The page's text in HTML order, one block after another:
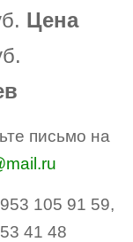
Цена
письмо на
105 91 59,
41 48